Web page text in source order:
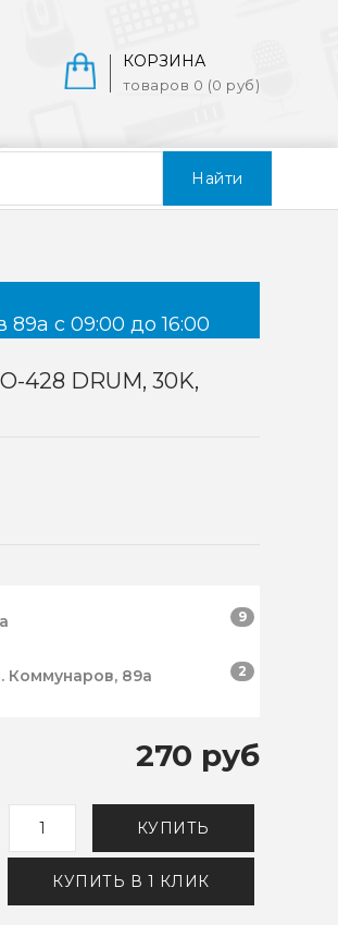
Найти
КОРЗИНА
товаров 0 (0 руб)
89а с 09:00 до 16:00
428 DRUM, 30K,
9
Коммунаров, 89а 2
270 руб
КУПИТЬ
КУПИТЬ В 1 КЛИК